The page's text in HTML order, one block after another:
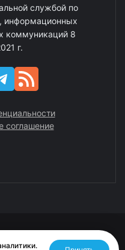
службой по
информационных
коммуникаций 8
г.
соглашение